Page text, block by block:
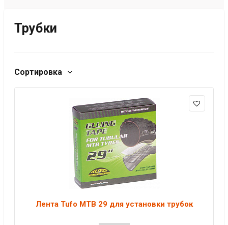
Трубки
Сортировка
Лента Tufo MTB 29 для установки трубок